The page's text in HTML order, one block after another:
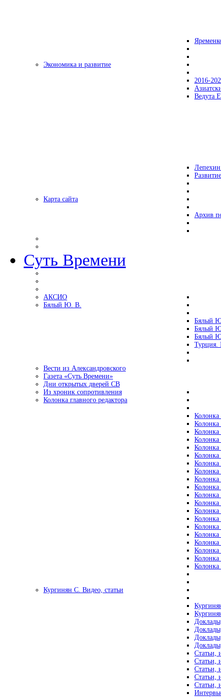
Экономика и развитие
2016-
Ведута
Карта сайта
Архив
Суть Времени
АКСИО
Бялый Ю. В.
Бялый
Бялый
Бялый
Турция.
Вести из Александровского
Газета «Суть Времени»
Дни открытых дверей СВ
Из хроник сопротивления
Колонка главного редактора
Колонка
Колонка
Колонка
Колонка
Колонка
Колонка
Колонка
Колонка
Колонка
Колонка
Колонка
Колонка
Колонка
Колонка
Колонка
Колонка
Колонка
Колонка
Колонка
Колонка
Кургинян С. Видео, статьи
Статьи,
Статьи,
Статьи,
Статьи,
Статьи,